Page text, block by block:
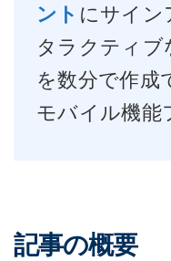
ント にサイン
タラクティ
を数分で作成
モバイル機能
記事の概要